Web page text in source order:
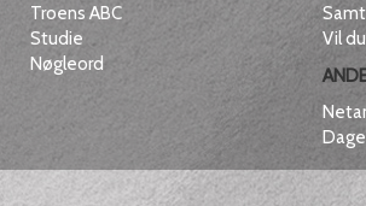
Troens ABC
Studie
Nøgleord
Vil